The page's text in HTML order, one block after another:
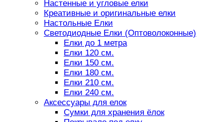
Настенные и угловые елки
Креативные и оригинальные елки
Настольные Елки
Светодиодные Елки (Оптоволоконные)
Елки до 1 метра
Елки 120 см.
Елки 150 см.
Елки 180 см.
Елки 210 см.
Елки 240 см.
Аксессуары для елок
Сумки для хранения ёлок